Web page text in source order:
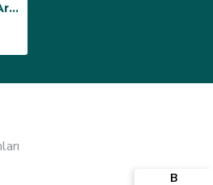
Halley Bar Taburesi Arkalıklı - Gold ESB - Koyukahve Kadife
B